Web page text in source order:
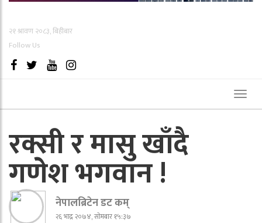
२१ श्रावण २०८३, बिहीबार
Follow Us
रक्सी र मासु खाँदै
गणेश भगवान !
नेपालब्रिटेन डट कम्
२६ भाद्र २०७४, सोमबार १५:३७